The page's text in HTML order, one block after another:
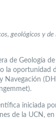
geológicos y
de Geología de
la oportunidad
Navegación
iniciada
de la UCN, en